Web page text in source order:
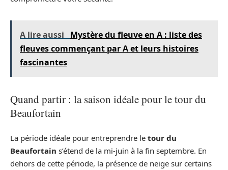
A lire aussi
Mystère du fleuve en A : liste des
fleuves commençant par A et leurs histoires
fascinantes
Quand partir : la saison idéale pour le tour du
Beaufortain
La période idéale pour entreprendre le tour du
Beaufortain s’étend de la mi-juin à la fin septembre. En
dehors de cette période, la présence de neige sur certains